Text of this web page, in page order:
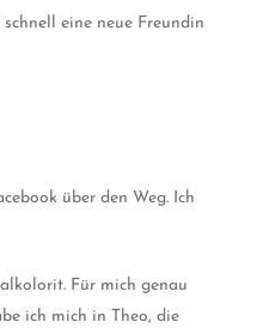
eine neue Freundin
über den Weg. Ich
Für mich genau
ich mich in Theo, die